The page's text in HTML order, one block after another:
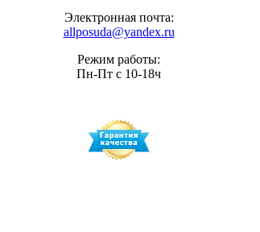
Электронная почта:
allposuda@yandex.ru
Режим работы:
Пн-Пт с 10-18ч